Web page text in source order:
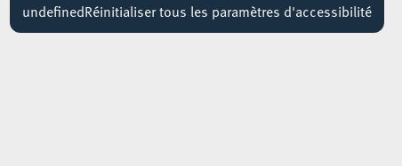
undefinedRéinitialiser tous les paramètres d'accessibilité